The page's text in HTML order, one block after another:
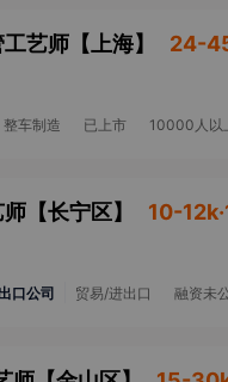
艺师 【 上海】 24-
整车制造 已上市 10000人以
师 【长宁区】 10-
口公司 贸易/进出口 融资未